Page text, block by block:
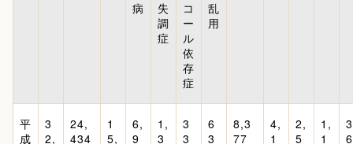
病
失
調
症
コ
ー
ル
依
存
症
乱
用
平
成
3
2,
24,
434
1
5,
6,
9
1,
3
3
3
6
3
8,3
77
4,
1
2,
5
1,
1
3
6